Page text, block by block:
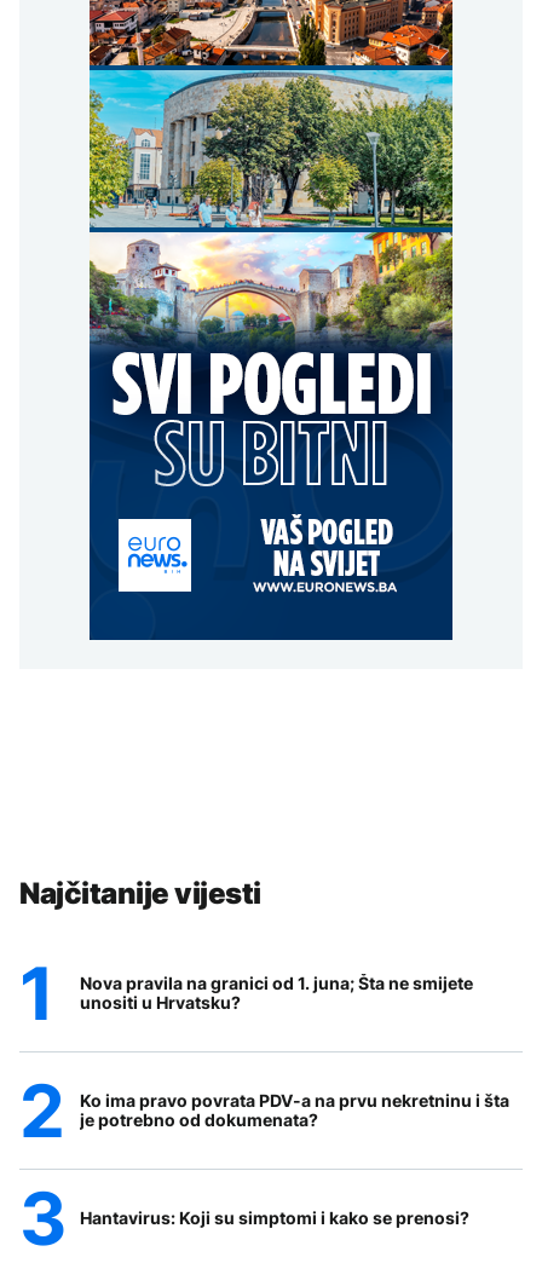
Najčitanije vijesti
Nova pravila na granici od 1. juna; Šta ne smijete
unositi u Hrvatsku?
Ko ima pravo povrata PDV-a na prvu nekretninu i šta
je potrebno od dokumenata?
Hantavirus: Koji su simptomi i kako se prenosi?